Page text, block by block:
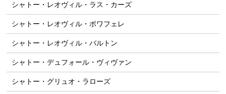
シャトー・レオヴィル・ラス・カーズ
シャトー・レオヴィル・ポワフェレ
シャトー・レオヴィル・バルトン
シャトー・デュフォール・ヴィヴァン
シャトー・グリュオ・ラローズ